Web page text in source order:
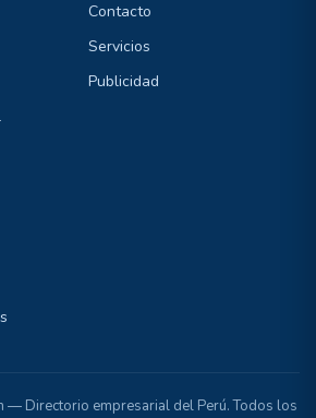
Contacto
Servicios
Publicidad
— Directorio empresarial del Perú. Todos los